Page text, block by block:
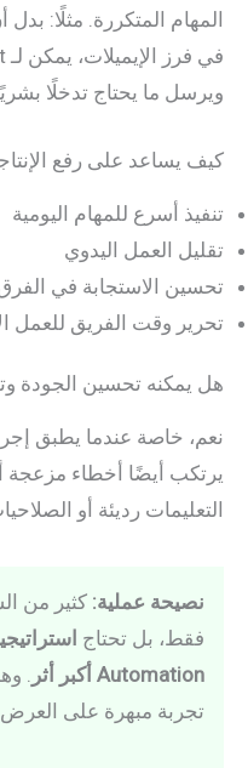
ويرسل ما يحتاج تدخلًا
كيف يساعد على رفع
تنفيذ أسرع للمهام اليومية
تقليل العمل اليدوي
تحسين الاستجابة في
تحرير وقت الفريق للعمل
هل يمكنه تحسين الجودة
نعم، خاصة عندما يطبق
يرتكب أيضًا أخطاء مزعجة
التعليمات رديئة أو
نصيحة عملية: كثير من
فقط، بل تحتاج
Automation أكبر أثر
.
تجربة مبهرة على